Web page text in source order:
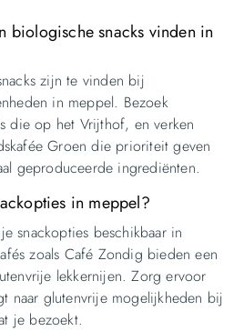
biologische snacks vinden in
zijn te vinden bij
in meppel. Bezoek
die op het Vrijthof, en verken
Groen die prioriteit geven
geproduceerde ingrediënten.
in meppel?
snackopties beschikbaar in
zoals Café Zondig bieden een
lekkernijen. Zorg ervoor
naar glutenvrije mogelijkheden bij
je bezoekt.